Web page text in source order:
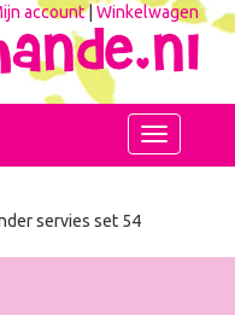
account|Winkelwagen
Toggle
navigation
servies set 54